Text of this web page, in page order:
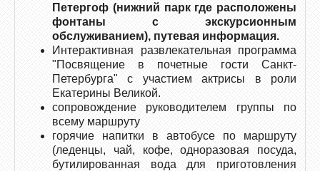
Петергоф (нижний парк где расположены
фонтаны с экскурсионным
обслуживанием), путевая информация.
Интерактивная развлекательная программа
"Посвящение в почетные гости Санкт-
Петербурга" с участием актрисы в роли
Екатерины Великой.
сопровождение руководителем группы по
всему маршруту
горячие напитки в автобусе по маршруту
(леденцы, чай, кофе, одноразовая посуда,
бутилированная вода для приготовления